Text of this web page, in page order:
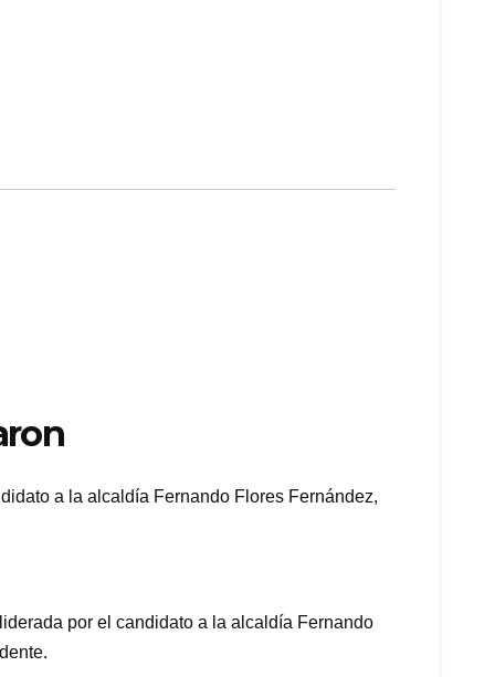
a la alcaldía Fernando Flores Fernández,
por el candidato a la alcaldía Fernando